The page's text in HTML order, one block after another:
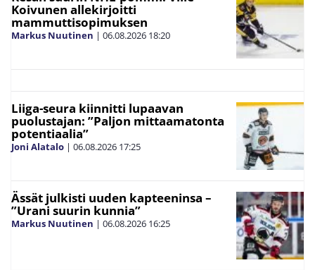
Koivunen allekirjoitti
mammuttisopimuksen
Markus Nuutinen | 06.08.2026 18:20
Liiga-seura kiinnitti lupaavan
puolustajan: ”Paljon mittaamatonta
potentiaalia”
Joni Alatalo | 06.08.2026 17:25
Ässät julkisti uuden kapteeninsa –
”Urani suurin kunnia”
Markus Nuutinen | 06.08.2026 16:25